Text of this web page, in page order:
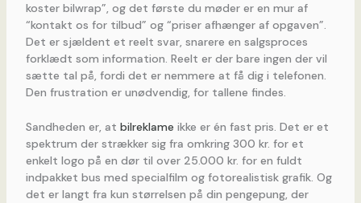
koster bilwrap”, og det første du møder er en mur af
“kontakt os for tilbud” og “priser afhænger af opgaven”.
Det er sjældent et reelt svar, snarere en salgsproces
forklædt som information. Reelt er der bare ingen der vil
sætte tal på, fordi det er nemmere at få dig i telefonen.
Den frustration er unødvendig, for tallene findes.
Sandheden er, at bilreklame ikke er én fast pris. Det er et
spektrum der strækker sig fra omkring 300 kr. for et
enkelt logo på en dør til over 25.000 kr. for en fuldt
indpakket bus med specialfilm og fotorealistisk grafik. Og
det er langt fra kun størrelsen på din pengepung, der